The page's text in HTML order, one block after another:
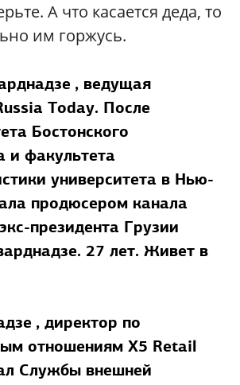
А что касается деда, то
им горжусь.
, ведущая
Today. После
Бостонского
и факультета
университета в Нью-
продюсером канала
президента Грузии
27 лет. Живет в
, директор по
отношениям X5 Retail
Службы внешней